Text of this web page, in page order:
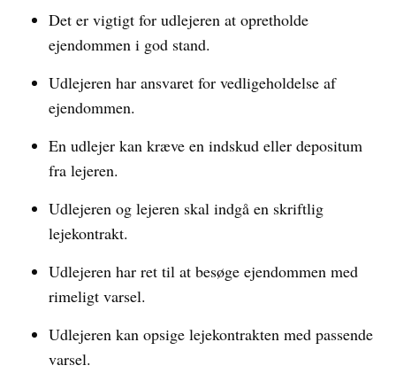
Det er vigtigt for udlejeren at opretholde
ejendommen i god stand.
Udlejeren har ansvaret for vedligeholdelse af
ejendommen.
En udlejer kan kræve en indskud eller depositum
fra lejeren.
Udlejeren og lejeren skal indgå en skriftlig
lejekontrakt.
Udlejeren har ret til at besøge ejendommen med
rimeligt varsel.
Udlejeren kan opsige lejekontrakten med passende
varsel.